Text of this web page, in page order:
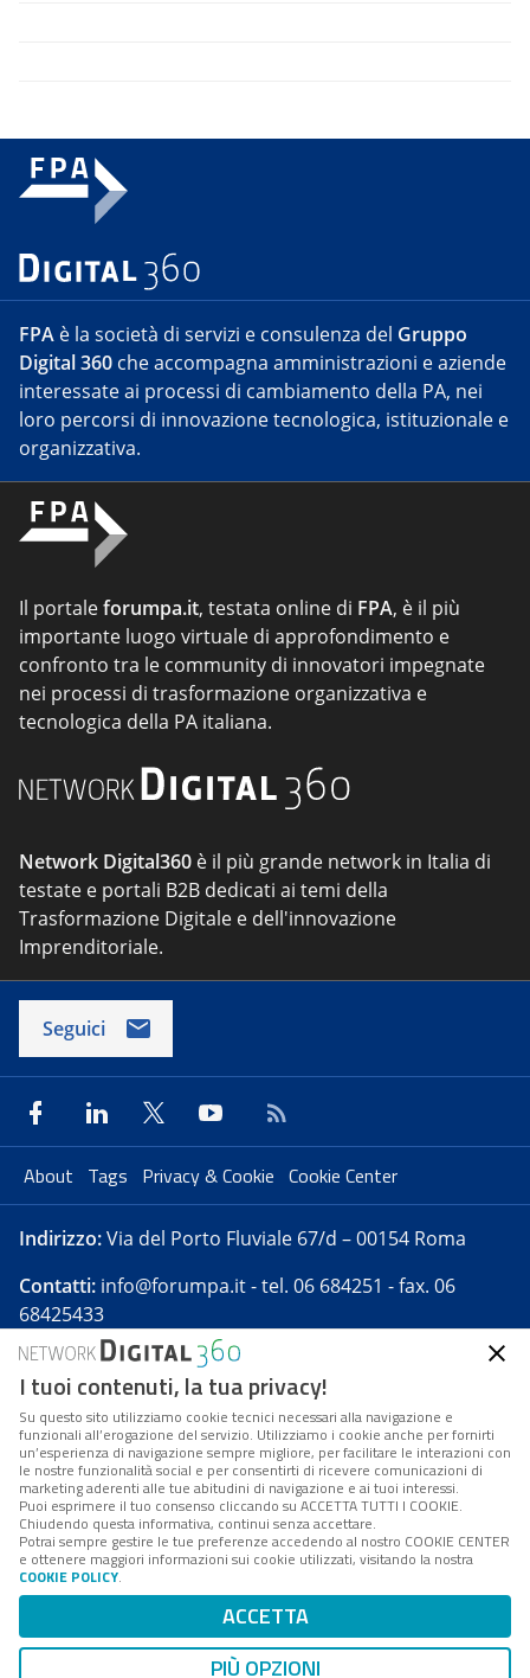
FPA è la società di servizi e consulenza del Gruppo
Digital 360 che accompagna amministrazioni e aziende
interessate ai processi di cambiamento della PA, nei
loro percorsi di innovazione tecnologica, istituzionale e
organizzativa.
Il portaleforumpa.it, testata online di FPA, è il più
importante luogo virtuale di approfondimento e
confronto tra le community di innovatori impegnate
nei processi di trasformazione organizzativa e
tecnologica della PA italiana.
Network Digital360 è il più grande network in Italia di
testate e portali B2B dedicati ai temi della
Trasformazione Digitale e dell'innovazione
Imprenditoriale.
Seguici
About Tags Privacy & Cookie Cookie Center
Indirizzo:Via del Porto Fluviale 67/d – 00154 Roma
Contatti: info@forumpa.it- tel. 06 684251 - fax. 06
68425433
Forumpa.itè una pubblicazione telematica iscritta
presso Registro della stampa del Tribunale di Roma -
Reg. n. 182 del 2 maggio 2008 - Direttore resp. Michela
Stentella
FPA s.r.l. è società soggetta a Direzione e
Coordinamento da parte di Digital360 S.p.A. - FPA s.r.l.
è un'azienda certificata per il sistema di management
Codice Fiscale/Partita IVA n. 10693191008 - R.E.A. Roma
n. 1249791. ISP AWS
Mappa del sito
I tuoi contenuti, la tua privacy!
Su questo sito utilizziamo cookie tecnici necessari alla navigazione e
funzionali all’erogazione del servizio. Utilizziamo i cookie anche per fornirti
un’esperienza di navigazione sempre migliore, per facilitare le interazioni con
le nostre funzionalità social e per consentirti di ricevere comunicazioni di
marketing aderenti alle tue abitudini di navigazione e ai tuoi interessi.
Puoi esprimere il tuo consenso cliccando su ACCETTA TUTTI I COOKIE.
Chiudendo questa informativa, continui senza accettare.
Potrai sempre gestire le tue preferenze accedendo al nostro COOKIE CENTER
e ottenere maggiori informazioni sui cookie utilizzati, visitando la nostra
COOKIE POLICY.
ACCETTA
PIÙ OPZIONI